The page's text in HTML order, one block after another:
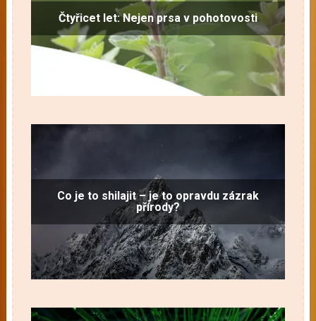
Čtyřicet let: Nejen prsa v pohotovosti
Co je to shilajit – je to opravdu zázrak
přírody?